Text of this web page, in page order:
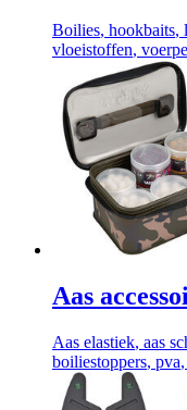
Boilies, hookbaits,
vloeistoffen,
Aas
Aas elastiek, aas
boiliestoppers, pva